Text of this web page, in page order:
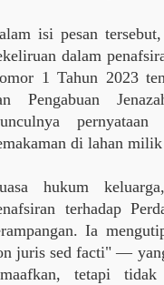
isi pesan
dalam
1 Tahun 2023
Pengabuan
di lahan
hukum
terhadap
Ia
juris sed facti" —
tetapi tidak